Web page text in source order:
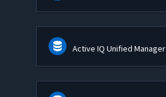
Active IQ Unified Manager